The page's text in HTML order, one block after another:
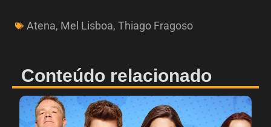
Atena, Mel Lisboa, Thiago Fragoso
Conteúdo relacionado